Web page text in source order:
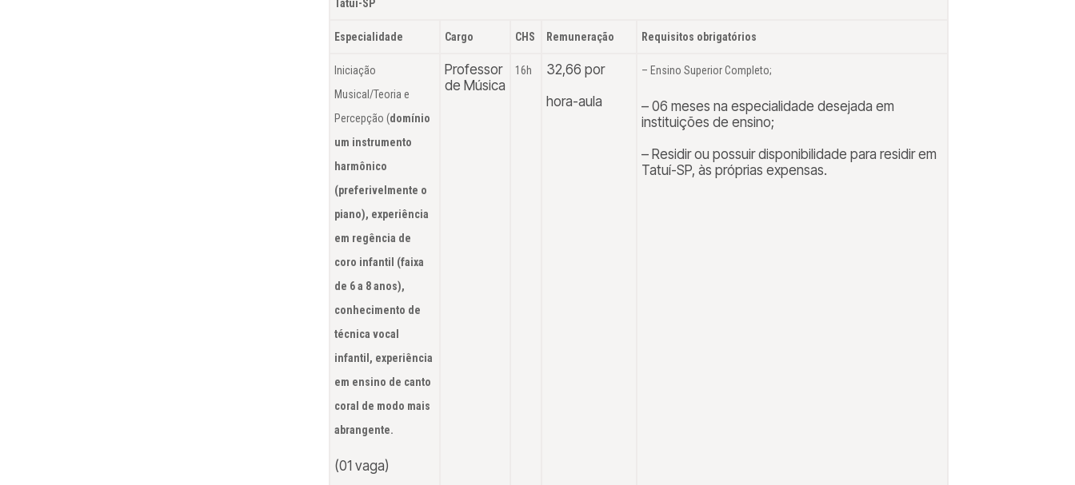
Tatuí-SP
Especialidade Cargo CHS Remuneração Requisitos obrigatórios
Iniciação
Musical/Teoria e
Percepção (domínio
um instrumento
harmônico
(preferivelmente o
piano), experiência
em regência de
coro infantil (faixa
de 6 a 8 anos),
conhecimento de
técnica vocal
infantil , experiência
em ensino de canto
coral de modo mais
abrangente.
(01 vaga)
Professor
de Música
16h
32,66 por
hora-aula
– Ensino Superior Completo;
– 06 meses na especialidade desejada em
instituições de ensino;
– Residir ou possuir disponibilidade para residir em
Tatuí-SP, às próprias expensas.